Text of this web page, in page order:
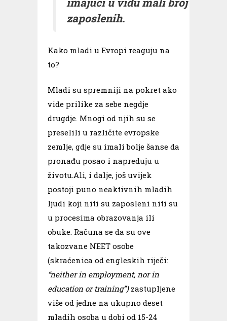
zaposlenih.
Kako mladi u Evropi reaguju na
to?
Mladi su spremniji na pokret ako
vide prilike za sebe negdje
drugdje. Mnogi od njih su se
preselili u različite evropske
zemlje, gdje su imali bolje šanse da
pronađu posao i napreduju u
životu.Ali, i dalje, još uvijek
postoji puno neaktivnih mladih
ljudi koji niti su zaposleni niti su
u procesima obrazovanja ili
obuke. Računa se da su ove
takozvane NEET osobe
(skraćenica od engleskih riječi:
“neither in employment, nor in
education or training”)zastupljene
više od jedne na ukupno deset
mladih osoba u dobi od 15-24